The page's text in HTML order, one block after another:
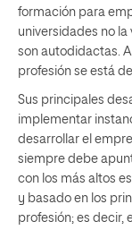
formación para
universidades no la
son autodidactas.
profesión se está
Sus principales
implementar
desarrollar el
siempre debe
con los más altos
y basado en los
profesión; es decir,